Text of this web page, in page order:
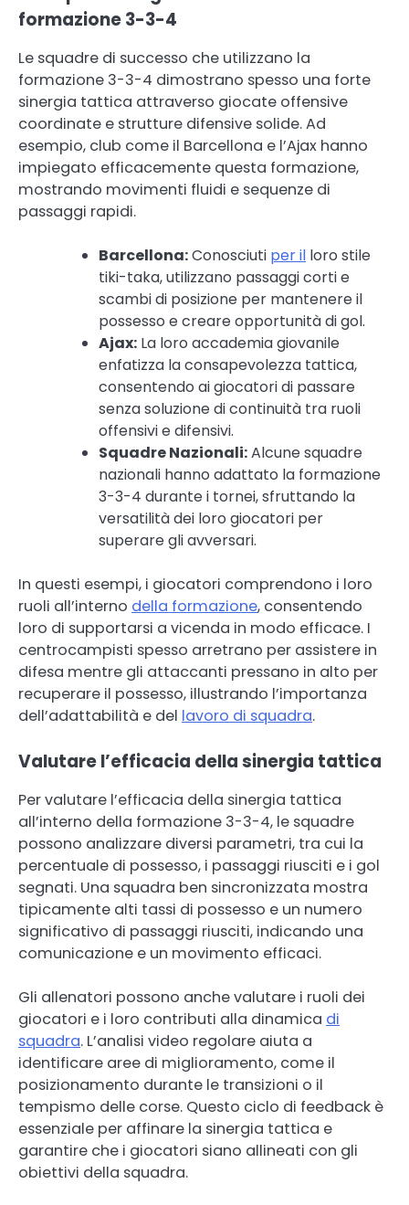
formazione 3-3-4
Le squadre di successo che utilizzano la
formazione 3-3-4 dimostrano spesso una forte
sinergia tattica attraverso giocate offensive
coordinate e strutture difensive solide. Ad
esempio, club come il Barcellona e l’Ajax hanno
impiegato efficacemente questa formazione,
mostrando movimenti fluidi e sequenze di
passaggi rapidi.
Barcellona:Conosciuti per il loro stile
tiki-taka, utilizzano passaggi corti e
scambi di posizione per mantenere il
possesso e creare opportunità di gol.
Ajax: La loro accademia giovanile
enfatizza la consapevolezza tattica,
consentendo ai giocatori di passare
senza soluzione di continuità tra ruoli
offensivi e difensivi.
Squadre Nazionali:Alcune squadre
nazionali hanno adattato la formazione
3-3-4 durante i tornei, sfruttando la
versatilità dei loro giocatori per
superare gli avversari.
In questi esempi, i giocatori comprendono i loro
ruoli all’interno della formazione, consentendo
loro di supportarsi a vicenda in modo efficace. I
centrocampisti spesso arretrano per assistere in
difesa mentre gli attaccanti pressano in alto per
recuperare il possesso, illustrando l’importanza
dell’adattabilità e del lavoro di squadra.
Valutare l’efficacia della sinergia tattica
Per valutare l’efficacia della sinergia tattica
all’interno della formazione 3-3-4, le squadre
possono analizzare diversi parametri, tra cui la
percentuale di possesso, i passaggi riusciti e i gol
segnati. Una squadra ben sincronizzata mostra
tipicamente alti tassi di possesso e un numero
significativo di passaggi riusciti, indicando una
comunicazione e un movimento efficaci.
Gli allenatori possono anche valutare i ruoli dei
giocatori e i loro contributi alla dinamica di
squadra. L’analisi video regolare aiuta a
identificare aree di miglioramento, come il
posizionamento durante le transizioni o il
tempismo delle corse. Questo ciclo di feedback è
essenziale per affinare la sinergia tattica e
garantire che i giocatori siano allineati con gli
obiettivi della squadra.